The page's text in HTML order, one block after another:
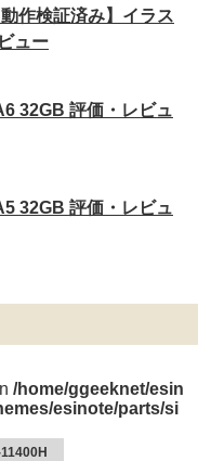
作検証済み】イラス
ュー
32GB 評価・レビュ
32GB 評価・レビュ
/home/ggeeknet/esin
esinote/parts/si